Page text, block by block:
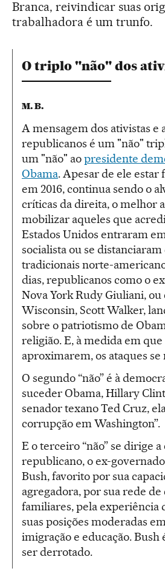
Branca, reivindicar suas
trabalhadora é um trunfo.
O triplo "não" dos
M. B.
A mensagem dos ativistas e
republicanos é um "não"
um "não" aopresidente
Obama. Apesar de ele estar
em 2016, continua sendo o
críticas da direita, o melhor
mobilizar aqueles que
Estados Unidos entraram
socialista ou se distanciaram
tradicionais norte-
dias, republicanos como o
Nova York Rudy Giuliani,
Wisconsin, Scott Walker,
sobre o patriotismo de
religião. E, à medida em
aproximarem, os ataques
O segundo “não” é à
suceder Obama, Hillary
senador texano Ted Cruz,
corrupção em Washington”.
E o terceiro “não” se dirige
republicano, o ex-
Bush, favorito por sua
agregadora, por sua rede de
familiares, pela experiência
suas posições moderadas
imigração e educação. Bush
ser derrotado.